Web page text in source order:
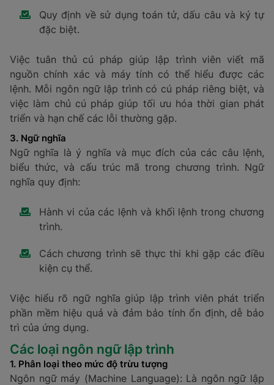
Quy định về sử dụng toán tử, dấu câu và ký tự
đặc biệt.
Việc tuân thủ cú pháp giúp lập trình viên viết mã
nguồn chính xác và máy tính có thể hiểu được các
lệnh. Mỗi ngôn ngữ lập trình có cú pháp riêng biệt, và
việc làm chủ cú pháp giúp tối ưu hóa thời gian phát
triển và hạn chế các lỗi thường gặp.
3. Ngữ nghĩa
Ngữ nghĩa là ý nghĩa và mục đích của các câu lệnh,
biểu thức, và cấu trúc mã trong chương trình. Ngữ
nghĩa quy định:
Hành vi của các lệnh và khối lệnh trong chương
trình.
Cách chương trình sẽ thực thi khi gặp các điều
kiện cụ thể.
Việc hiểu rõ ngữ nghĩa giúp lập trình viên phát triển
phần mềm hiệu quả và đảm bảo tính ổn định, dễ bảo
trì của ứng dụng.
Các loại ngôn ngữ lập trình
1. Phân loại theo mức độ trừu tượng
Ngôn ngữ máy (Machine Language): Là ngôn ngữ lập